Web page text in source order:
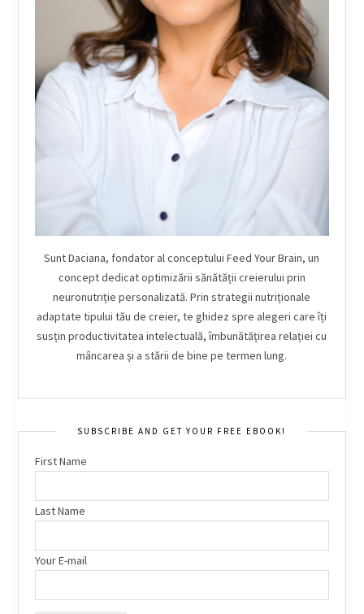
Sunt Daciana, fondator al conceptului Feed Your Brain, un
concept dedicat optimizării sănătății creierului prin
neuronutriție personalizată. Prin strategii nutriționale
adaptate tipului tău de creier, te ghidez spre alegeri care îți
susțin productivitatea intelectuală, îmbunătățirea relației cu
mâncarea și a stării de bine pe termen lung.
SUBSCRIBE AND GET YOUR FREE EBOOK!
First Name
Last Name
Your E-mail